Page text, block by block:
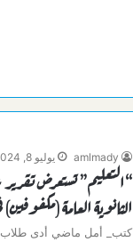
amlmady يوليو 8, 2024
“التعليم” تستعرض
الثانوية العامة (مكفوفين)
كتب_ أمل ماضي أدى طلاب